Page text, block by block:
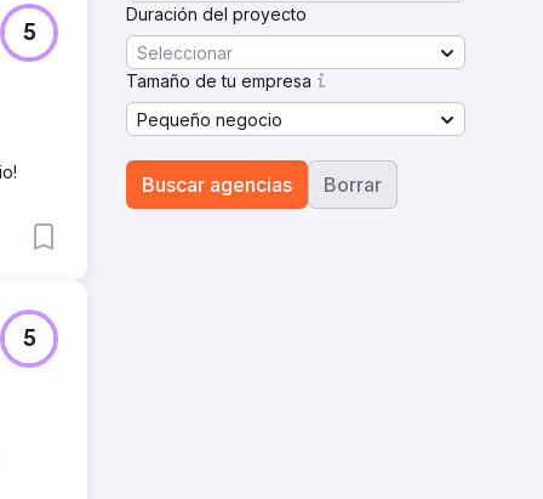
5
5
Duración del proyecto
Seleccionar
Tamaño de tu empresa
Pequeño negocio
Buscar agencias Borrar